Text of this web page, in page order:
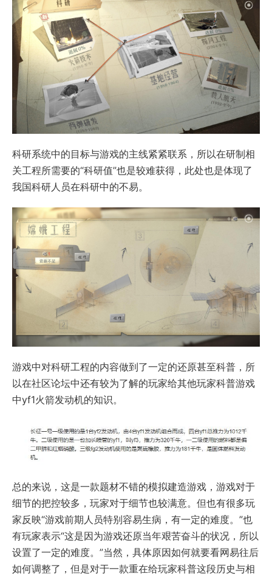
科研系统中的目标与游戏的主线紧紧联系，所以在研制相
关工程所需要的“科研值”也是较难获得，此处也是体现了
我国科研人员在科研中的不易。
游戏中对科研工程的内容做到了一定的还原甚至科普，所
以在社区论坛中还有较为了解的玩家给其他玩家科普游戏
中yf1火箭发动机的知识。
总的来说，这是一款题材不错的模拟建造游戏，游戏对于
细节的把控较多，玩家对于细节也较满意。但也有很多玩
家反映“游戏前期人员特别容易生病，有一定的难度。”也
有玩家表示“这是因为游戏还原当年艰苦奋斗的状况，所以
设置了一定的难度。”当然，具体原因如何就要看网易往后
如何调整了，但是对于一款重在给玩家科普这段历史与相